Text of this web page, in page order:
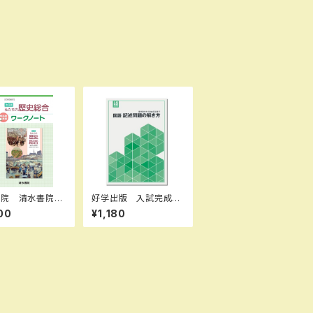
院 清水書院
たちの歴史総
クノート 歴総0
教科書準拠
好学出版 入試完成シ
リーズ 国語 記述問
題の解き方 2026年
度版 新品完全セッ
¥1,180